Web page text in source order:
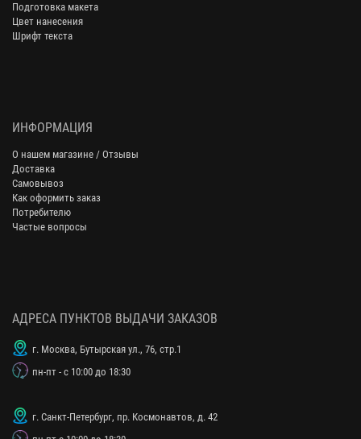
Подготовка макета
Цвет нанесения
Шрифт текста
ИНФОРМАЦИЯ
О нашем магазине / Отзывы
Доставка
Самовывоз
Как оформить заказ
Потребителю
Частые вопросы
АДРЕСА ПУНКТОВ ВЫДАЧИ ЗАКАЗОВ
г. Москва, Бутырская ул., 76, стр.1
пн-пт - с 10:00 до 18:30
г. Санкт-Петербург, пр. Космонавтов, д. 42